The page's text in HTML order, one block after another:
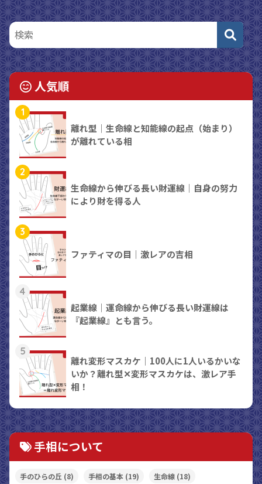
人気順
1
離れ型｜生命線と知能線の起点（始まり）
が離れている相
2
生命線から伸びる長い財運線｜自身の努力
により財を得る人
3
ファティマの目｜激レアの吉相
4
起業線｜運命線から伸びる長い財運線は
『起業線』とも言う。
5
離れ変形マスカケ｜100人に1人いるかいな
いか？離れ型✕変形マスカケは、激レア手
相！
手相について
手のひらの丘 (8) 手相の基本 (19) 生命線 (18)